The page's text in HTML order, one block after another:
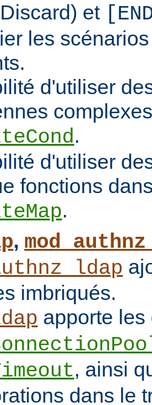
et
les
d'utiliser
.
d'utiliser
fonctions
.
,
imbriqués.
apporte les
, ainsi
dans le